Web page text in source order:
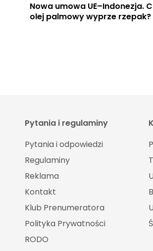
Nowa umowa UE–Indonezja.
olej palmowy wyprze rzepak?
Pytania i regulaminy
Pytania i odpowiedzi
Regulaminy
Reklama
Kontakt
Klub Prenumeratora
Polityka Prywatności
RODO